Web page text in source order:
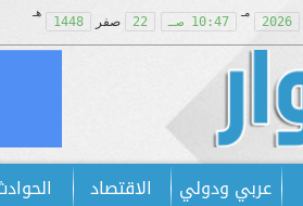
2026
مـ
10:47 صـ 22 صفر 1448
هـ
عربي ودولي الاقتصاد